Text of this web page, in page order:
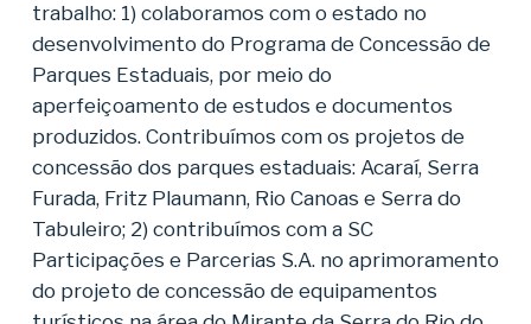
trabalho: 1) colaboramos com o estado no
desenvolvimento do Programa de Concessão de
Parques Estaduais, por meio do
aperfeiçoamento de estudos e documentos
produzidos. Contribuímos com os projetos de
concessão dos parques estaduais: Acaraí, Serra
Furada, Fritz Plaumann, Rio Canoas e Serra do
Tabuleiro; 2) contribuímos com a SC
Participações e Parcerias S.A. no aprimoramento
do projeto de concessão de equipamentos